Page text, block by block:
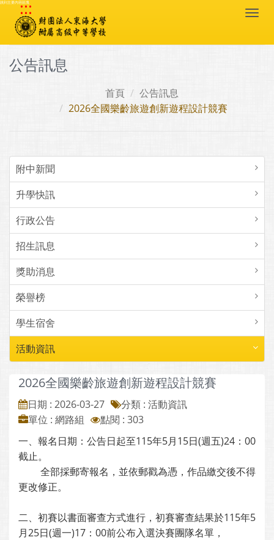
跳到主要內容區塊
:::
公告訊息
首頁
公告訊息
2026全國樂齡旅遊創新遊程設計競賽
附中新聞
升學快訊
行政公告
招生訊息
獎助消息
榮譽榜
學生宿舍
活動資訊
2026全國樂齡旅遊創新遊程設計競賽
日期 : 2026-03-27
分類 : 活動資訊
單位 : 網路組
點閱 : 303
一、報名日期：公告日起至115年5月15日(週五)24：00
截止。
全部採郵寄報名，並依郵戳為憑，作品繳交後不得
更改修正。
二、初賽以書面審查方式進行，初賽審查結果於115年5
月25日(週一)17：00前公布入選決賽團隊名單，